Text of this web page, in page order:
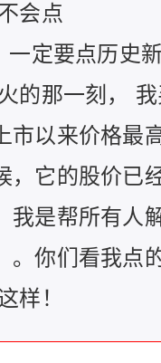
会点
一定要点历史
的那一刻，
市以来价格最
，它的股价已
我是帮所有人
。你们看我点
样！